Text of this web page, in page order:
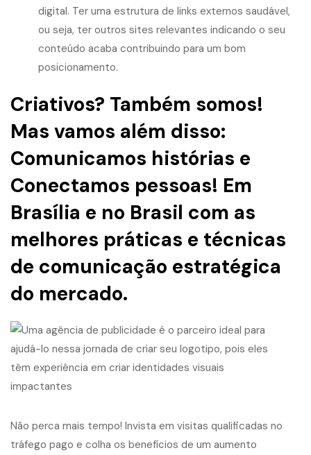
digital. Ter uma estrutura de links externos saudável,
ou seja, ter outros sites relevantes indicando o seu
conteúdo acaba contribuindo para um bom
posicionamento.
Criativos? Também somos!
Mas vamos além disso:
Comunicamos histórias e
Conectamos pessoas! Em
Brasília e no Brasil com as
melhores práticas e técnicas
de comunicação estratégica
do mercado.
Não perca mais tempo! Invista em visitas qualificadas no
tráfego pago e colha os benefícios de um aumento